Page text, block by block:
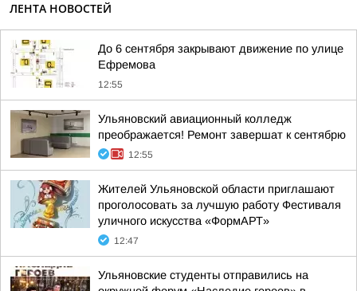
ЛЕНТА НОВОСТЕЙ
До 6 сентября закрывают движение по улице
Ефремова
12:55
Ульяновский авиационный колледж
преображается! Ремонт завершат к сентябрю
12:55
Жителей Ульяновской области приглашают
проголосовать за лучшую работу Фестиваля
уличного искусства «ФормАРТ»
12:47
Ульяновские студенты отправились на